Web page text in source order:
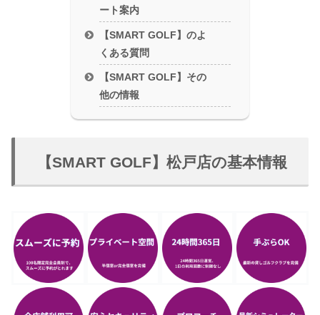
ート案内
【SMART GOLF】のよ
くある質問
【SMART GOLF】その
他の情報
【SMART GOLF】松戸店の基本情報